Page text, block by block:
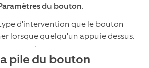
du bouton.
d'intervention que le bouton
lorsque quelqu'un appuie dessus.
pile du bouton